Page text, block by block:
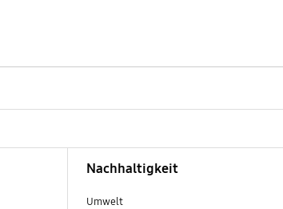
Nachhaltigkeit
Umwelt